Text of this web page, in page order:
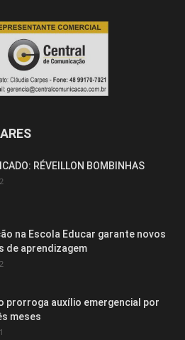
RÉVEILLON BOMBINHAS
na Escola Educar garante novos
de aprendizagem
prorroga auxílio emergencial por
meses